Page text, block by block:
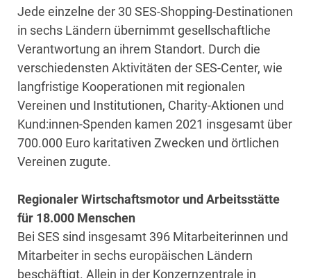
Jede einzelne der 30 SES-Shopping-Destinationen
in sechs Ländern übernimmt gesellschaftliche
Verantwortung an ihrem Standort. Durch die
verschiedensten Aktivitäten der SES-Center, wie
langfristige Kooperationen mit regionalen
Vereinen und Institutionen, Charity-Aktionen und
Kund:innen-Spenden kamen 2021 insgesamt über
700.000 Euro karitativen Zwecken und örtlichen
Vereinen zugute.
Regionaler Wirtschaftsmotor und Arbeitsstätte
für 18.000 Menschen
Bei SES sind insgesamt 396 Mitarbeiterinnen und
Mitarbeiter in sechs europäischen Ländern
beschäftigt. Allein in der Konzernzentrale in